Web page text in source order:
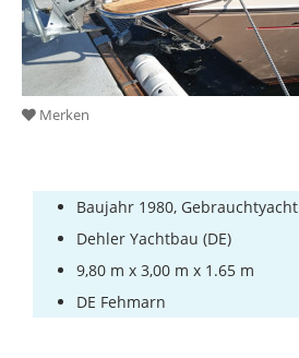
Merken
Baujahr 1980, Gebrauchtyacht
Dehler Yachtbau (DE)
9,80 m x 3,00 m x 1.65 m
DE Fehmarn